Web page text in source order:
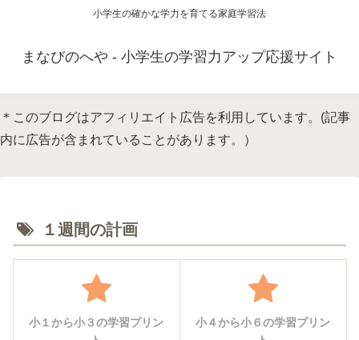
小学生の確かな学力を育てる家庭学習法
まなびのへや - 小学生の学習力アップ応援サイト
＊このブログはアフィリエイト広告を利用しています。(記事
内に広告が含まれていることがあります。）
１週間の計画
小１から小３の学習プリン
小４から小６の学習プリン